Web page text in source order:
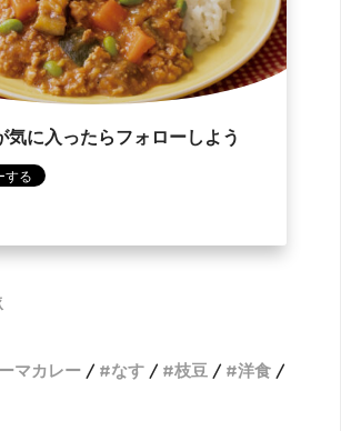
気に入ったらフォローしよう
マカレー なす 枝豆
洋食